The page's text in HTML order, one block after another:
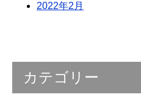
2022年2月
カテゴリー